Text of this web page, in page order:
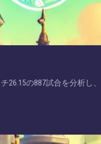
26.15の887試合を分析し